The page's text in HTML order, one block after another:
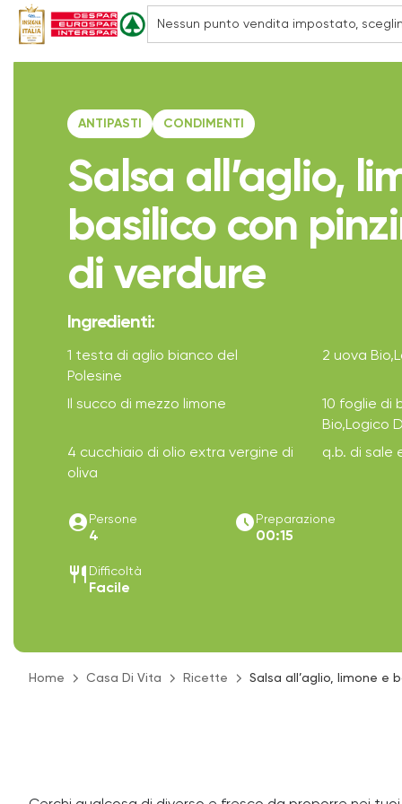
ANTIPASTI CONDIMENTI
Salsa all’aglio,
basilico con
di verdure
Ingredienti:
1 testa di aglio bianco del
Polesine
2 uova
Il succo di mezzo limone
10 foglie di
Bio,Logico
4 cucchiaio di olio extra vergine di
oliva
q.b. di sale
account_circle Persone
4
access_time_filled Preparazione
00:15
restaurant Difficoltà
Facile
Home Casa Di Vita Ricette Salsa all’aglio, limone e